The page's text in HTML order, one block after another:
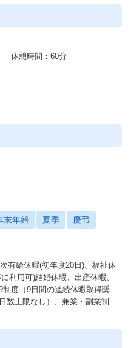
休憩時間：60分
末年始 夏季 慶弔
有給休暇(初年度20日)、福祉休
利用可)結婚休暇、出産休暇、
度（9日間の連続休暇取得奨
数上限なし）、兼業・副業制